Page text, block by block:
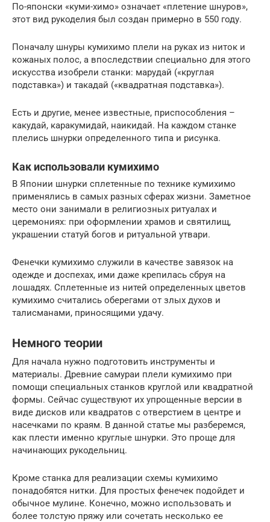
По-японски «куми-химо» означает «плетение шнуров»,
этот вид рукоделия был создан примерно в 550 году.
Поначалу шнуры кумихимо плели на руках из ниток и
кожаных полос, а впоследствии специально для этого
искусства изобрели станки: марудай («круглая
подставка») и такадай («квадратная подставка»).
Есть и другие, менее известные, приспособления –
какудай, каракумидай, наикидай. На каждом станке
плелись шнурки определенного типа и рисунка.
Как использовали кумихимо
В Японии шнурки сплетенные по технике кумихимо
применялись в самых разных сферах жизни. Заметное
место они занимали в религиозных ритуалах и
церемониях: при оформлении храмов и святилищ,
украшении статуй богов и ритуальной утвари.
Фенечки кумихимо служили в качестве завязок на
одежде и доспехах, ими даже крепилась сбруя на
лошадях. Сплетенные из нитей определенных цветов
кумихимо считались оберегами от злых духов и
талисманами, приносящими удачу.
Немного теории
Для начала нужно подготовить инструменты и
материалы. Древние самураи плели кумихимо при
помощи специальных станков круглой или квадратной
формы. Сейчас существуют их упрощенные версии в
виде дисков или квадратов с отверстием в центре и
насечками по краям. В данной статье мы разберемся,
как плести именно круглые шнурки. Это проще для
начинающих рукодельниц.
Кроме станка для реализации схемы кумихимо
понадобятся нитки. Для простых фенечек подойдет и
обычное мулине. Конечно, можно использовать и
более толстую пряжу или сочетать несколько ее